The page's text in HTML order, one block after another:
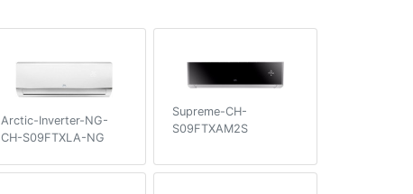
Arctic-Inverter-NG-
CH-S09FTXLA-NG
Supreme-CH-
S09FTXAM2S